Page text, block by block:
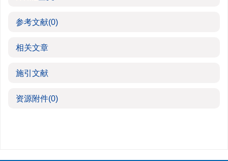
参考文献(0)
相关文章
施引文献
资源附件(0)